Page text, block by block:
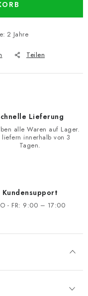
: 2 Jahre
Teilen
Lieferung
alle Waren auf Lager.
innerhalb von 3
Tagen.
Kundensupport
- FR: 9:00 – 17:00